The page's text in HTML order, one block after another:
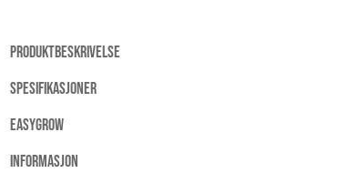
PRODUKTBESKRIVELSE
SPESIFIKASJONER
EASYGROW
INFORMASJON